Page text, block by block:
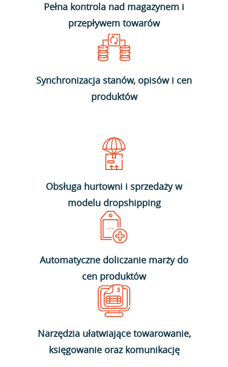
Pełna kontrola nad magazynem i
przepływem towarów
Synchronizacja stanów, opisów i cen
produktów
Obsługa hurtowni i sprzedaży w
modelu dropshipping
Automatyczne doliczanie marży do
cen produktów
Narzędzia ułatwiające towarowanie,
księgowanie oraz komunikację